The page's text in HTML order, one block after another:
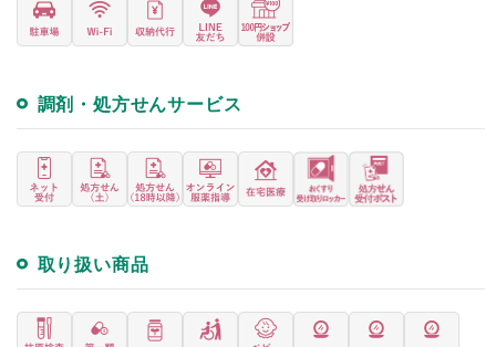
調剤・処方せんサービス
取り扱い商品